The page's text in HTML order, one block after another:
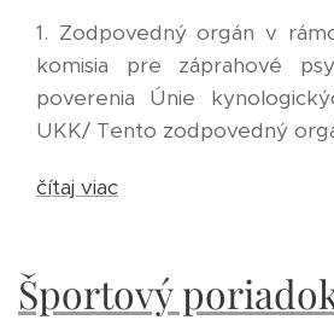
1. Zodpovedný orgán v
komisia pre záprahové
poverenia Únie
UKK/ Tento zodpovedný
čítaj viac
Športový